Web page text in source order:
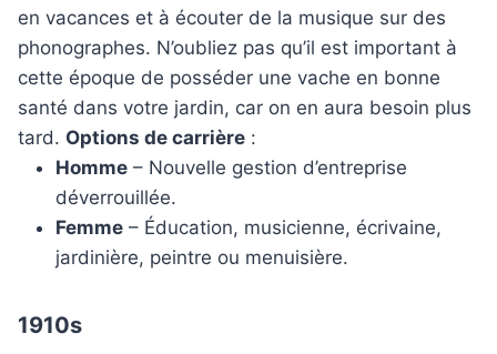
en vacances et à écouter de la musique sur des
phonographes. N’oubliez pas qu’il est important à
cette époque de posséder une vache en bonne
santé dans votre jardin, car on en aura besoin plus
tard. Options de carrière :
Homme – Nouvelle gestion d’entreprise
déverrouillée.
Femme – Éducation, musicienne, écrivaine,
jardinière, peintre ou menuisière.
1910s